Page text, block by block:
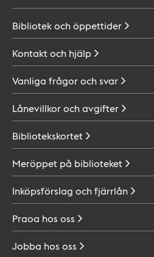
Bibliotek ochöppettider
Kontakt och hjälp
Vanliga frågor ochsvar
Lånevillkor ochavgifter
Bibliotekskortet
Meröppet på biblioteket
Inköpsförslag ochfjärrlån
Praoa hos oss
Jobba hos oss